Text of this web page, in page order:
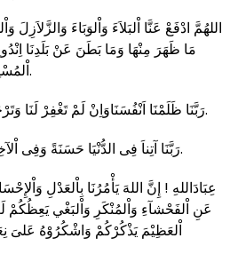
اللهُمَّ ادْفَعْ عَنَّا اْلبَلاَءَ وَاْلوَبَاءَ
مَا ظَهَرَ مِنْهَا وَمَا بَطَنَ عَنْ بَلَدِنَا
اْلمُسْلِمِيْنَ عآمَّةً يَا رَبَّ اْلعَالَمِيْنَ.
رَبَّنَا ظَلَمْنَا اَنْفُسَنَاوَاِنْ لَمْ تَغْفِرْ لَنَا وَتَرْحَمْنَا لَنَكُوْنَنَّ مِنَ اْلخَاسِرِيْنَ.
رَبَّنَا آتِناَ فِى الدُّنْيَا حَسَنَةً وَفِى اْلآخِرَةِ حَسَنَةً وَقِنَا عَذَابَ النَّارِ.
عِبَادَاللهِ ! إِنَّ اللهَ يَأْمُرُنَا بِاْلعَدْلِ
عَنِ اْلفَحْشآءِ وَاْلمُنْكَرِ وَاْلبَغْي يَعِظُكُمْ
اْلعَظِيْمَ يَذْكُرْكُمْ وَاشْكُرُوْهُ عَلىَ